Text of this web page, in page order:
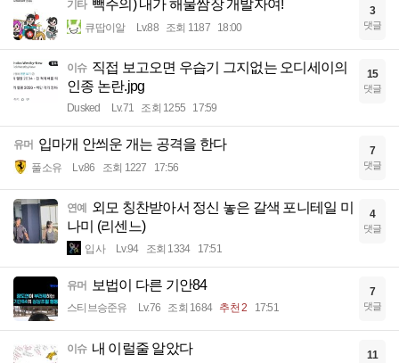
기타 빽주의) 내가 해물쌈장 개발자여!
큐땁이알 Lv.88 조회 1187 18:00
3
댓글
이슈 직접 보고오면 우습기 그지없는 오디세이의
인종 논란.jpg
Dusked Lv.71 조회 1255 17:59
15
댓글
유머 입마개 안씌운 개는 공격을 한다
풀소유 Lv.86 조회 1227 17:56
7
댓글
연예
외모 칭찬받아서 정신 놓은 갈색 포니테일 미
나미 (리센느)
입사 Lv.94 조회 1334 17:51
4
댓글
유머 보법이 다른 기안84
스티브승준유 Lv.76 조회 1684 추천 2 17:51
7
댓글
이슈 내 이럴줄 알았다 11